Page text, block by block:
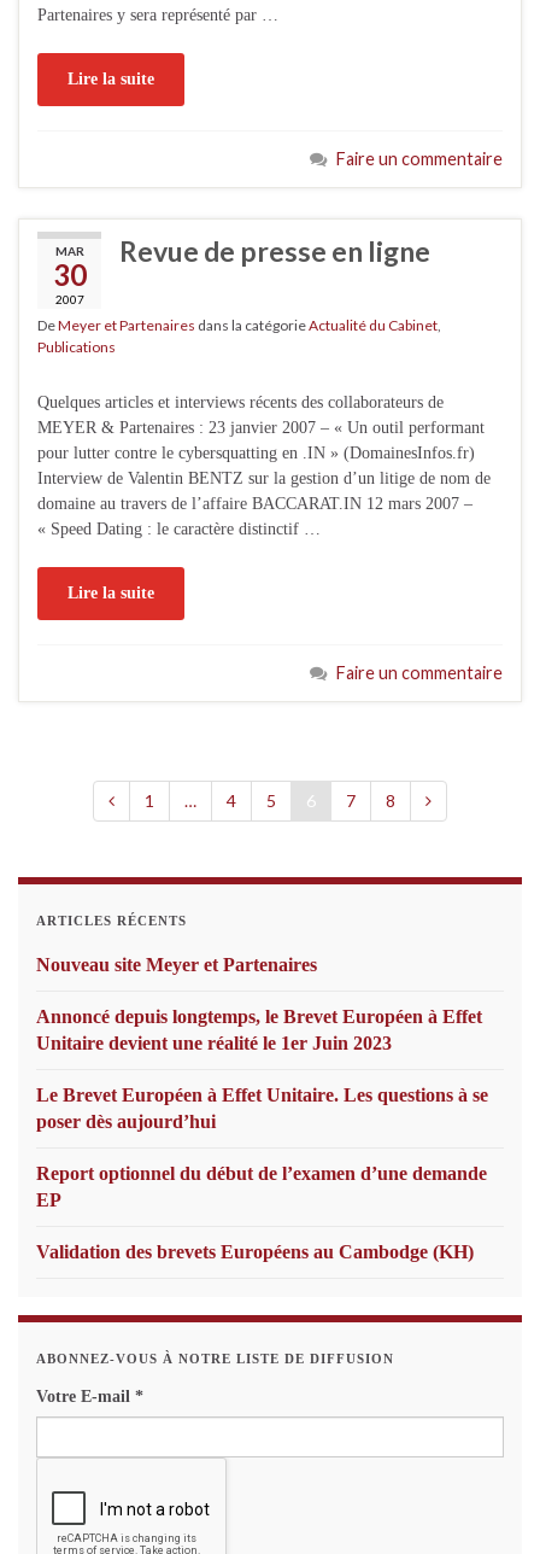
Partenaires y sera représenté par …
Lire la suite
Faire un commentaire
MAR
30
2007
Revue de presse en ligne
DeMeyer et Partenaires dans la catégorieActualité du Cabinet
Publications
Quelques articles et interviews récents des collaborateurs de
MEYER & Partenaires : 23 janvier 2007 – « Un outil performant
pour lutter contre le cybersquatting en .IN » (DomainesInfos.fr)
Interview de Valentin BENTZ sur la gestion d’un litige de nom de
domaine au travers de l’affaire BACCARAT.IN 12 mars 2007 –
« Speed Dating : le caractère distinctif …
Lire la suite
Faire un commentaire
1 … 4 5 6 7 8
ARTICLES RÉCENTS
Nouveau site Meyer et Partenaires
Annoncé depuis longtemps, le Brevet Européen à Effet
Unitaire devient une réalité le 1er Juin 2023
Le Brevet Européen à Effet Unitaire. Les questions à se
poser dès aujourd’hui
Report optionnel du début de l’examen d’une demande
EP
Validation des brevets Européens au Cambodge (KH)
ABONNEZ-VOUS À NOTRE LISTE DE DIFFUSION
Votre E-mail *